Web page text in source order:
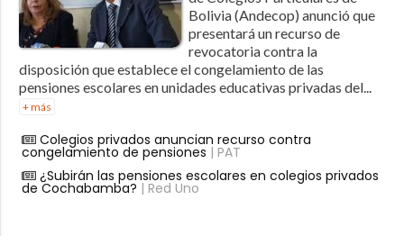
Bolivia (Andecop) anunció que
presentará un recurso de
revocatoria contra la
disposición que establece el congelamiento de las
pensiones escolares en unidades educativas privadas del...
+ más
Colegios privados anuncian recurso contra
congelamiento de pensiones | PAT
¿Subirán las pensiones escolares en colegios privados
de Cochabamba? | Red Uno